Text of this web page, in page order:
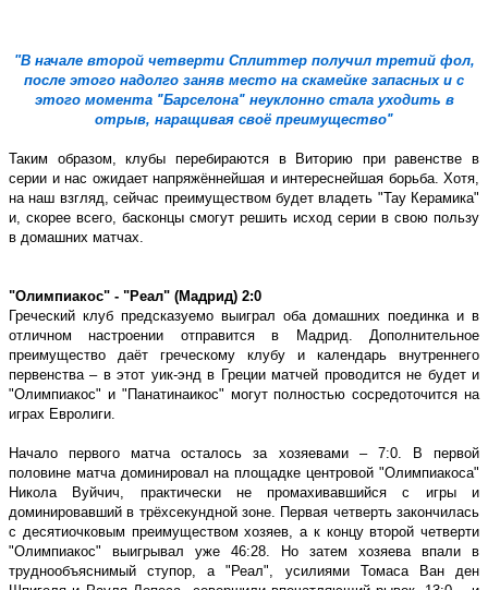
"В начале второй четверти Сплиттер получил третий фол,
после этого надолго заняв место на скамейке запасных и с
этого момента ʺБарселонаʺ неуклонно стала уходить в
отрыв, наращивая своё преимуществоʺ
Таким образом, клубы перебираются в Виторию при равенстве в
серии и нас ожидает напряжённейшая и интереснейшая борьба. Хотя,
на наш взгляд, сейчас преимуществом будет владеть ʺТау Керамикаʺ
и, скорее всего, басконцы смогут решить исход серии в свою пользу
в домашних матчах.
ʺОлимпиакосʺ - ʺРеалʺ (Мадрид) 2:0
Греческий клуб предсказуемо выиграл оба домашних поединка и в
отличном настроении отправится в Мадрид. Дополнительное
преимущество даёт греческому клубу и календарь внутреннего
первенства – в этот уик-энд в Греции матчей проводится не будет и
ʺОлимпиакосʺ и ʺПанатинаикосʺ могут полностью сосредоточится на
играх Евролиги.
Начало первого матча осталось за хозяевами – 7:0. В первой
половине матча доминировал на площадке центровой ʺОлимпиакосаʺ
Никола Вуйчич, практически не промахивавшийся с игры и
доминировавший в трёхсекундной зоне. Первая четверть закончилась
с десятиочковым преимуществом хозяев, а к концу второй четверти
ʺОлимпиакосʺ выигрывал уже 46:28. Но затем хозяева впали в
труднообъяснимый ступор, а ʺРеалʺ, усилиями Томаса Ван ден